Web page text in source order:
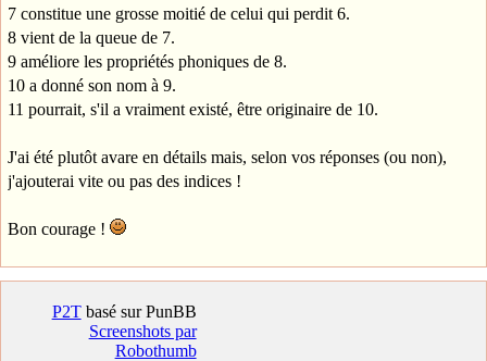
7 constitue une grosse moitié de celui qui perdit 6.
8 vient de la queue de 7.
9 améliore les propriétés phoniques de 8.
10 a donné son nom à 9.
11 pourrait, s'il a vraiment existé, être originaire de 10.
J'ai été plutôt avare en détails mais, selon vos réponses (ou non),
j'ajouterai vite ou pas des indices !
Bon courage !
P2Tbasé sur PunBB
Screenshots par
Robothumb